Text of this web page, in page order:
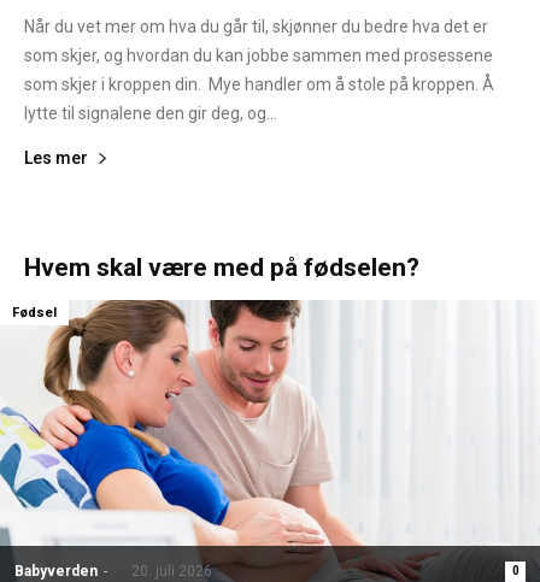
Når du vet mer om hva du går til, skjønner du bedre hva det er
som skjer, og hvordan du kan jobbe sammen med prosessene
som skjer i kroppen din. Mye handler om å stole på kroppen. Å
lytte til signalene den gir deg, og...
Les mer
Hvem skal være med på fødselen?
Babyverden - 20. juli 2026 0
Fødsel